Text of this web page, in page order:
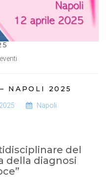
NAPOLI 2025
Napoli
del
della diagnosi